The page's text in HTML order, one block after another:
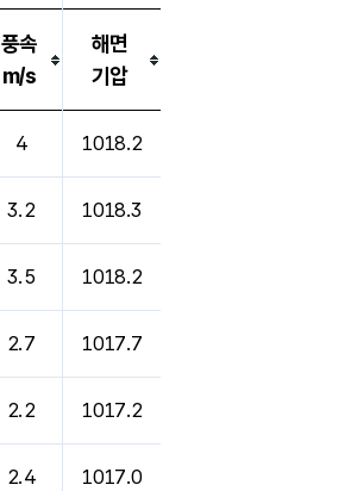
풍속
m/s
해면
기압
4 1018.2
3.2 1018.3
3.5 1018.2
2.7 1017.7
2.2 1017.2
2.4 1017.0